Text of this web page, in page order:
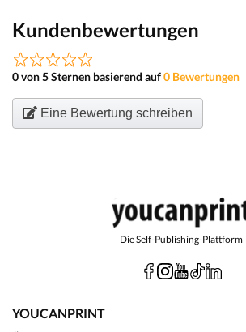
Kundenbewertungen
0 von 5 Sternen basierend auf0 Bewertungen
Eine Bewertung schreiben
Die Self-Publishing-Plattform
YOUCANPRINT